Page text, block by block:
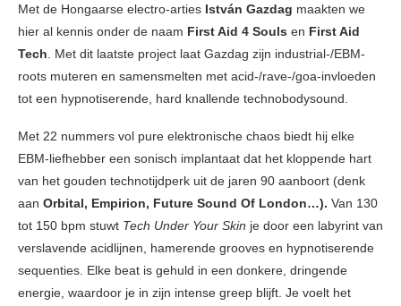
Met de Hongaarse electro-arties István Gazdag maakten we
hier al kennis onder de naam First Aid 4 Souls en First Aid
Tech . Met dit laatste project laat Gazdag zijn industrial-/EBM-
roots muteren en samensmelten met acid-/rave-/goa-invloeden
tot een hypnotiserende, hard knallende technobodysound.
Met 22 nummers vol pure elektronische chaos biedt hij elke
EBM-liefhebber een sonisch implantaat dat het kloppende hart
van het gouden technotijdperk uit de jaren 90 aanboort (denk
aan Orbital, Empirion, Future Sound Of London…). Van 130
tot 150 bpm stuwt Tech Under Your Skin je door een labyrint van
verslavende acidlijnen, hamerende grooves en hypnotiserende
sequenties. Elke beat is gehuld in een donkere, dringende
energie, waardoor je in zijn intense greep blijft. Je voelt het